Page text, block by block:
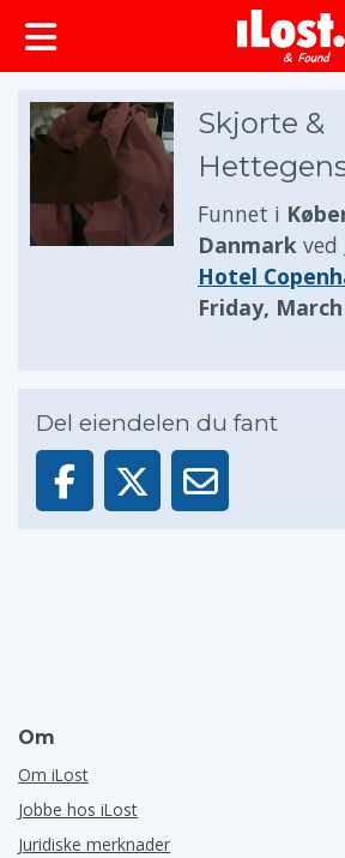
Skjorte &
Funnet i
Danmark ved
Hotel
Friday,
Del eiendelen du fant
Om
Om iLost
Jobbe hos iLost
Juridiske merknader